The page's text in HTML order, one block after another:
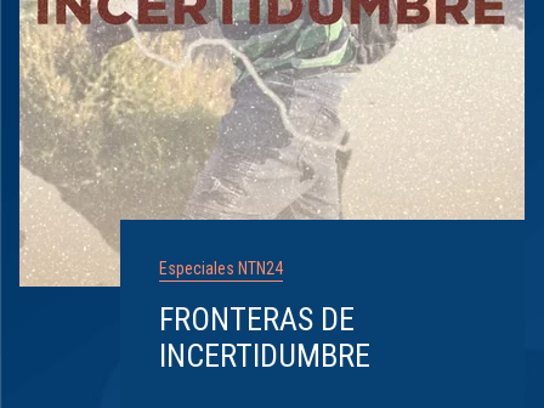
Especiales NTN24
FRONTERAS DE
INCERTIDUMBRE